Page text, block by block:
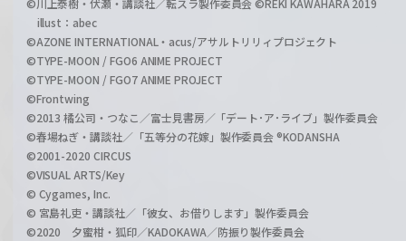
illust：abec
©AZONE INTERNATIONAL・acus/アサルトリリィプロジェクト
©TYPE-MOON / FGO6 ANIME PROJECT
©TYPE-MOON / FGO7 ANIME PROJECT
©Frontwing
©2013 橘公司・つなこ／富士見書房／「デート･ア･ライブ」製作委員会
©春場ねぎ・講談社／「五等分の花嫁」製作委員会 ®KODANSHA
©2001-2020 CIRCUS
©VISUAL ARTS/Key
© Cygames, Inc.
© 宮島礼吏・講談社／「彼女、お借りします」製作委員会
©2020 夕蜜柑・狐印／KADOKAWA／防振り製作委員会